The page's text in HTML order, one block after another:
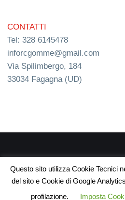
CONTATTI
Tel: 328 6145478
inforcgomme@gmail.com
Via Spilimbergo, 184
33034 Fagagna (UD)
Questo sito utilizza Cookie Tecnici
del sito e Cookie di Google
profilazione.
Imposta